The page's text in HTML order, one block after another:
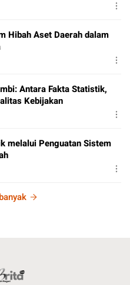
Hibah Aset Daerah dalam
Antara Fakta Statistik,
Kebijakan
melalui Penguatan Sistem